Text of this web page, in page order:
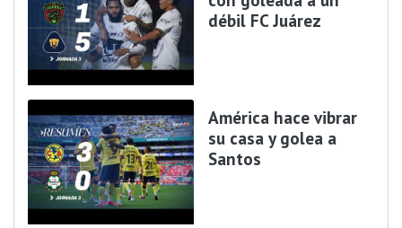
débil FC Juárez
América hace vibrar
su casa y golea a
Santos